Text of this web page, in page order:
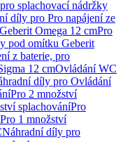
splachovací nádržky
díly pro Pro napájení ze
Omega 12 cmPro
pod omítku Geberit
z baterie, pro
12 cmOvládání WC
díly pro Ovládání
Pro 2 množství
splachováníPro
1 množství
Náhradní díly pro